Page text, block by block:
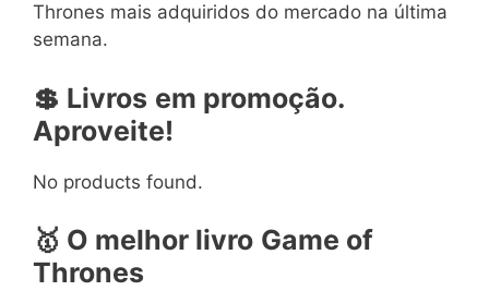
Thrones mais adquiridos do mercado na última
semana.
💲 Livros em promoção.
Aproveite!
No products found.
🥇 O melhor livro Game of
Thrones